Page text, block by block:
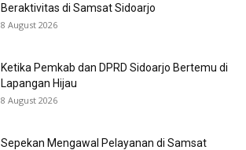
Beraktivitas di Samsat Sidoarjo
8 August 2026
Ketika Pemkab dan DPRD Sidoarjo Bertemu di
Lapangan Hijau
8 August 2026
Sepekan Mengawal Pelayanan di Samsat